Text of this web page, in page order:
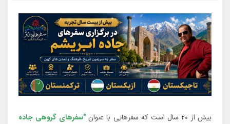
بیش از 20 سال است که سفرهایی با عنوان
"سفرهای گروهی جاده